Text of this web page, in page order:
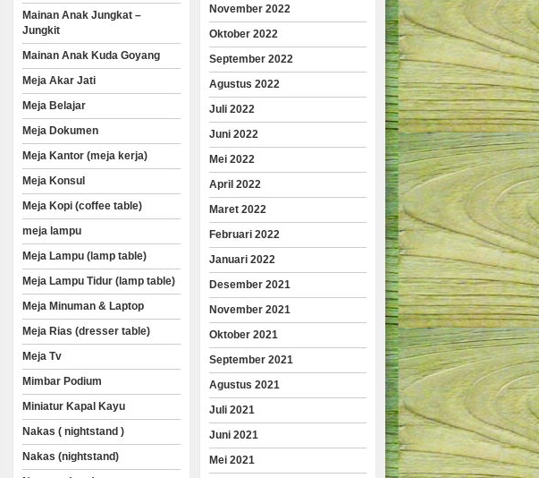
Mainan Anak Jungkat –
Jungkit
Mainan Anak Kuda Goyang
Meja Akar Jati
Meja Belajar
Meja Dokumen
Meja Kantor (meja kerja)
Meja Konsul
Meja Kopi (coffee table)
meja lampu
Meja Lampu (lamp table)
Meja Lampu Tidur (lamp table)
Meja Minuman & Laptop
Meja Rias (dresser table)
Meja Tv
Mimbar Podium
Miniatur Kapal Kayu
Nakas ( nightstand )
Nakas (nightstand)
November 2022
Oktober 2022
September 2022
Agustus 2022
Juli 2022
Juni 2022
Mei 2022
April 2022
Maret 2022
Februari 2022
Januari 2022
Desember 2021
November 2021
Oktober 2021
September 2021
Agustus 2021
Juli 2021
Juni 2021
Mei 2021